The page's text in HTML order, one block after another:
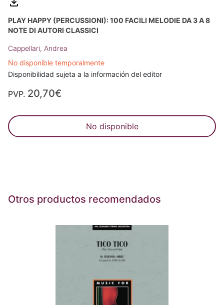
PLAY HAPPY (PERCUSSIONI): 100 FACILI MELODIE DA 3 A 8
NOTE DI AUTORI CLASSICI
Cappellari, Andrea
No disponible temporalmente
Disponibilidad sujeta a la información del editor
PVP. 20,70€
No disponible
Otros productos recomendados